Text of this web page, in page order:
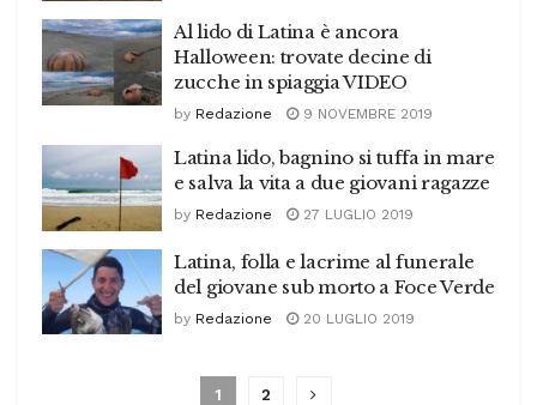
Al lido di Latina è ancora
Halloween: trovate decine di
zucche in spiaggia VIDEO
by Redazione 9 NOVEMBRE 2019
Latina lido, bagnino si tuffa in mare
e salva la vita a due giovani ragazze
by Redazione 27 LUGLIO 2019
Latina, folla e lacrime al funerale
del giovane sub morto a Foce Verde
by Redazione 20 LUGLIO 2019
1 2